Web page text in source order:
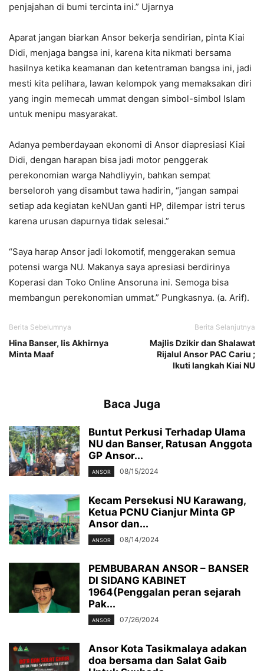
penjajahan di bumi tercinta ini.” Ujarnya
Aparat jangan biarkan Ansor bekerja sendirian, pinta Kiai
Didi, menjaga bangsa ini, karena kita nikmati bersama
hasilnya ketika keamanan dan ketentraman bangsa ini, jadi
mesti kita pelihara, lawan kelompok yang memaksakan diri
yang ingin memecah ummat dengan simbol-simbol Islam
untuk menipu masyarakat.
Adanya pemberdayaan ekonomi di Ansor diapresiasi Kiai
Didi, dengan harapan bisa jadi motor penggerak
perekonomian warga Nahdliyyin, bahkan sempat
berseloroh yang disambut tawa hadirin, “jangan sampai
setiap ada kegiatan keNUan ganti HP, dilempar istri terus
karena urusan dapurnya tidak selesai.”
“Saya harap Ansor jadi lokomotif, menggerakan semua
potensi warga NU. Makanya saya apresiasi berdirinya
Koperasi dan Toko Online Ansoruna ini. Semoga bisa
membangun perekonomian ummat.” Pungkasnya. (a. Arif).
Berita Sebelumnya
Hina Banser, Iis Akhirnya
Minta Maaf
Berita Selanjutnya
Majlis Dzikir dan Shalawat
Rijalul Ansor PAC Cariu ;
Ikuti langkah Kiai NU
Baca Juga
Buntut Perkusi Terhadap Ulama
NU dan Banser, Ratusan Anggota
GP Ansor...
ANSOR 08/15/2024
Kecam Persekusi NU Karawang,
Ketua PCNU Cianjur Minta GP
Ansor dan...
ANSOR 08/14/2024
PEMBUBARAN ANSOR – BANSER
DI SIDANG KABINET
1964(Penggalan peran sejarah
Pak...
ANSOR 07/26/2024
Ansor Kota Tasikmalaya adakan
doa bersama dan Salat Gaib